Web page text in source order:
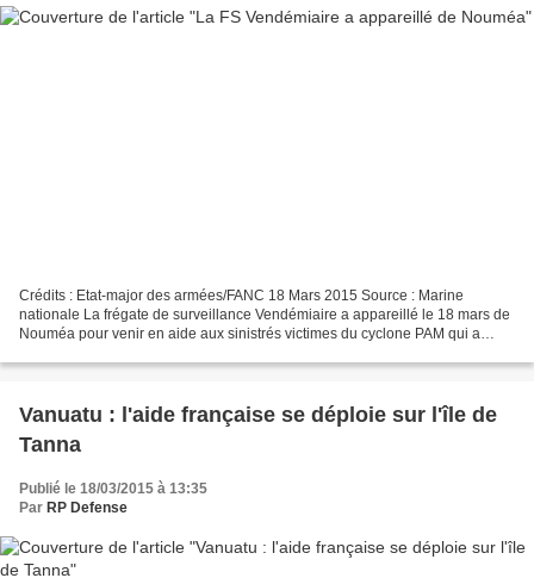
Crédits : Etat-major des armées/FANC 18 Mars 2015 Source : Marine
nationale La frégate de surveillance Vendémiaire a appareillé le 18 mars de
Nouméa pour venir en aide aux sinistrés victimes du cyclone PAM qui a
Vanuatu : l'aide française se déploie sur l'île de
Tanna
Publié le 18/03/2015 à 13:35
Par RP Defense